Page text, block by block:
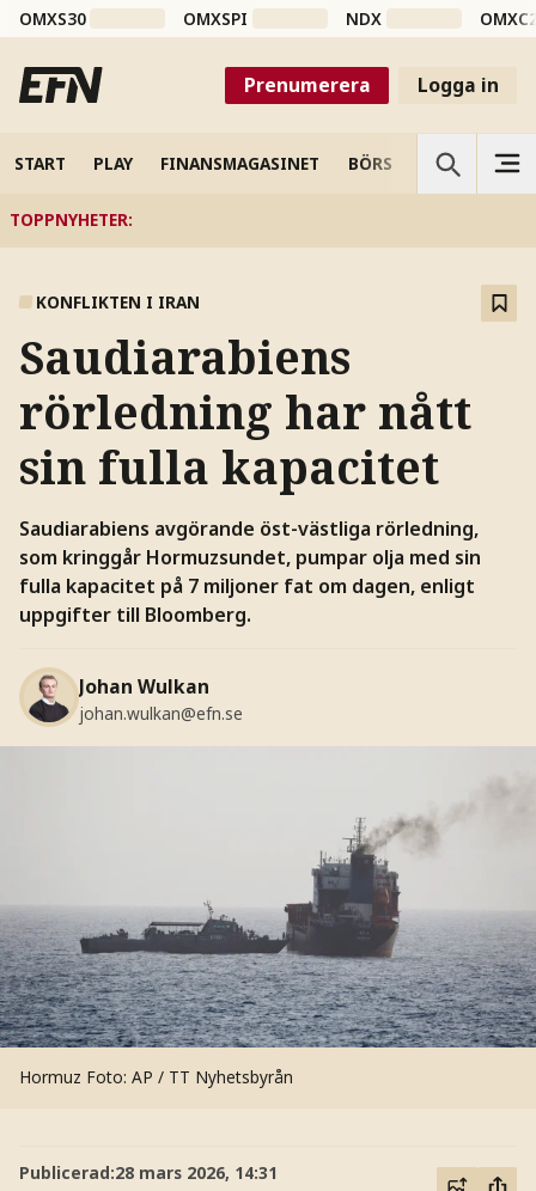
OMXS30 OMXSPI NDX
Prenumerera Logga in
START PLAY FINANSMAGASINET BÖRS VETENSKAP
TOPPNYHETER:
KONFLIKTEN I IRAN
Saudiarabiens
rörledning har nått
sin fulla kapacitet
Saudiarabiens avgörande öst-västliga rörledning,
som kringgår Hormuzsundet, pumpar olja med sin
fulla kapacitet på 7 miljoner fat om dagen, enligt
uppgifter till Bloomberg.
Johan Wulkan
johan.wulkan@efn.se
Hormuz Foto: AP / TT Nyhetsbyrån
Publicerad:28 mars 2026, 14:31